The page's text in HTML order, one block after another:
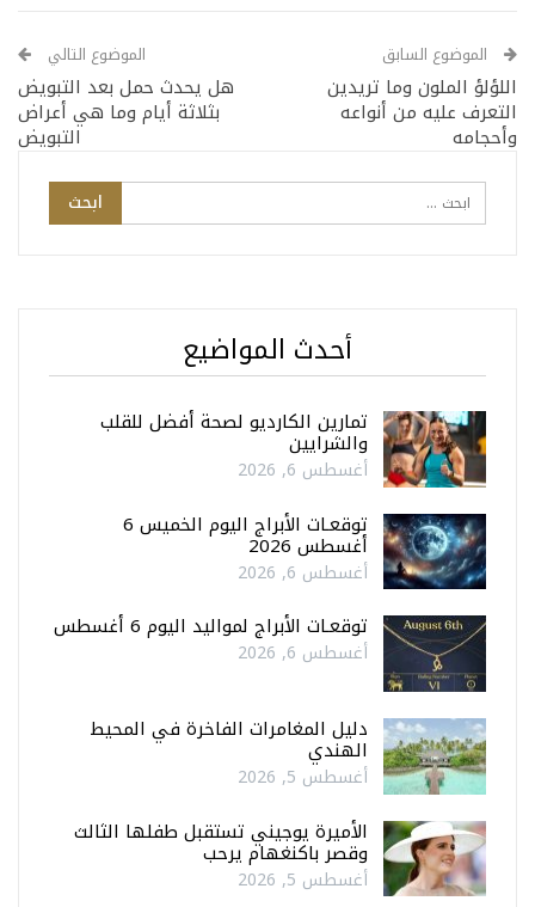
الموضوع السابق
اللؤلؤ الملون وما تريدين
التعرف عليه من أنواعه
وأحجامه
الموضوع التالي
هل يحدث حمل بعد التبويض
بثلاثة أيام وما هي أعراض
التبويض
أحدث المواضيع
تمارين الكارديو لصحة أفضل للقلب
والشرايين
أغسطس 6, 2026
توقعـات الأبراج اليوم الخميس 6
أغسطس 2026
أغسطس 6, 2026
توقعـات الأبراج لمواليد اليوم 6 أغسطس
أغسطس 6, 2026
دليل المغامرات الفاخرة في المحيط
الهندي
أغسطس 5, 2026
الأميرة يوجيني تستقبل طفلها الثالث
وقصر باكنغهام يرحب
أغسطس 5, 2026